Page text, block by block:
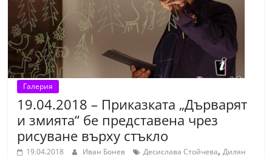
Галерия
19.04.2018 – Приказката „Дърварят
и змията“ бе представена чрез
рисуване върху стъкло
19.04.2018 Иван Бонев Десислава Стойчева,Дилян